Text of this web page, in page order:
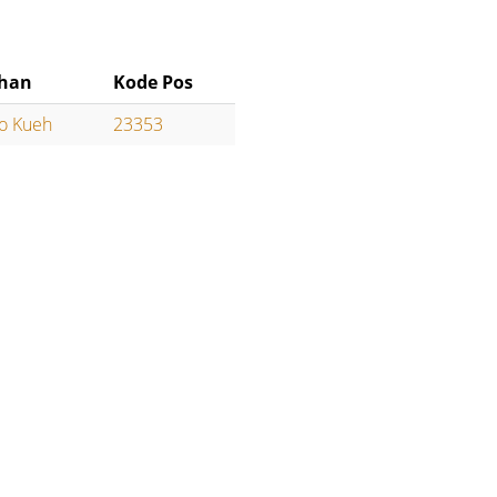
Kode Pos
Kueh
23353